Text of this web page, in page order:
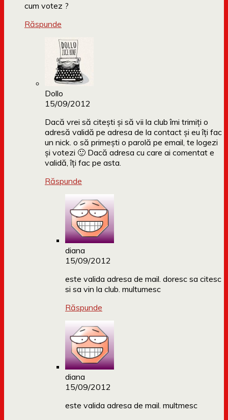
cum votez ?
Răspunde
Dollo
15/09/2012
Dacă vrei să citești și să vii la club îmi trimiți o
adresă validă pe adresa de la contact și eu îți fac
un nick. o să primești o parolă pe email, te logezi
și votezi 🙂 Dacă adresa cu care ai comentat e
validă, îți fac pe asta.
Răspunde
diana
15/09/2012
este valida adresa de mail. doresc sa citesc
si sa vin la club. multumesc
Răspunde
diana
15/09/2012
este valida adresa de mail. multmesc